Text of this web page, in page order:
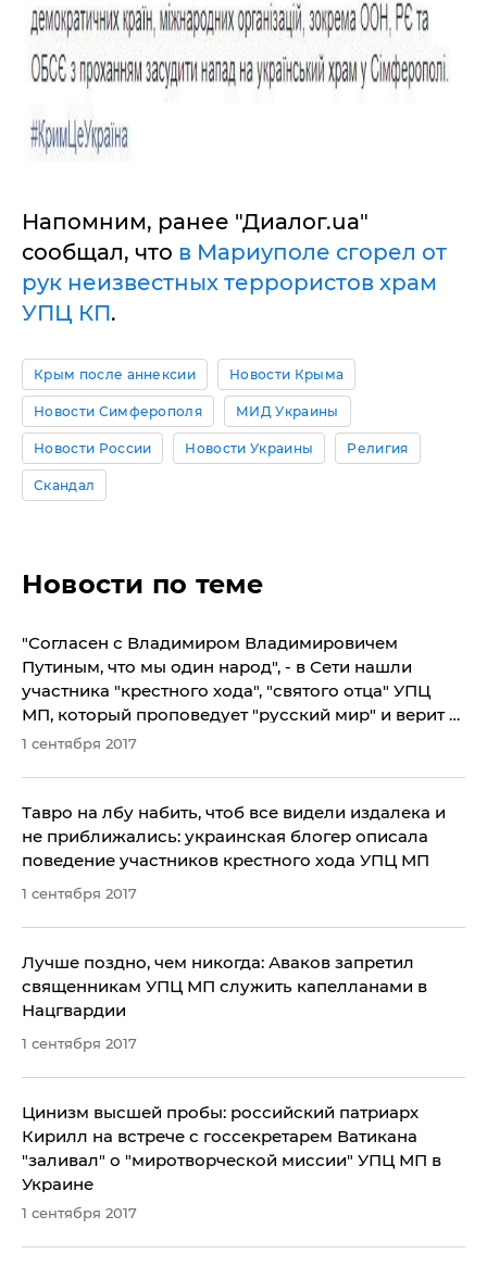
Напомним, ранее "Диалог.ua"
сообщал, что в Мариуполе сгорел от
рук неизвестных террористов храм
УПЦ КП.
Крым после аннексии Новости Крыма
Новости Симферополя МИД Украины
Новости России Новости Украины Религия
Скандал
Новости по теме
"Согласен с Владимиром Владимировичем
Путиным, что мы один народ", - в Сети нашли
участника "крестного хода", "святого отца" УПЦ
МП, который проповедует "русский мир" и верит в
"Малороссию"
1 сентября 2017
Тавро на лбу набить, чтоб все видели издалека и
не приближались: украинская блогер описала
поведение участников крестного хода УПЦ МП
1 сентября 2017
​Лучше поздно, чем никогда: Аваков запретил
священникам УПЦ МП служить капелланами в
Нацгвардии
1 сентября 2017
​Цинизм высшей пробы: российский патриарх
Кирилл на встрече с госсекретарем Ватикана
"заливал" о "миротворческой миссии" УПЦ МП в
Украине
1 сентября 2017